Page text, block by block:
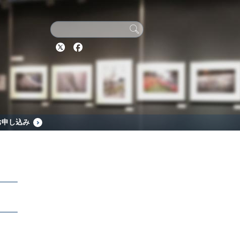
Twitter
申し込み